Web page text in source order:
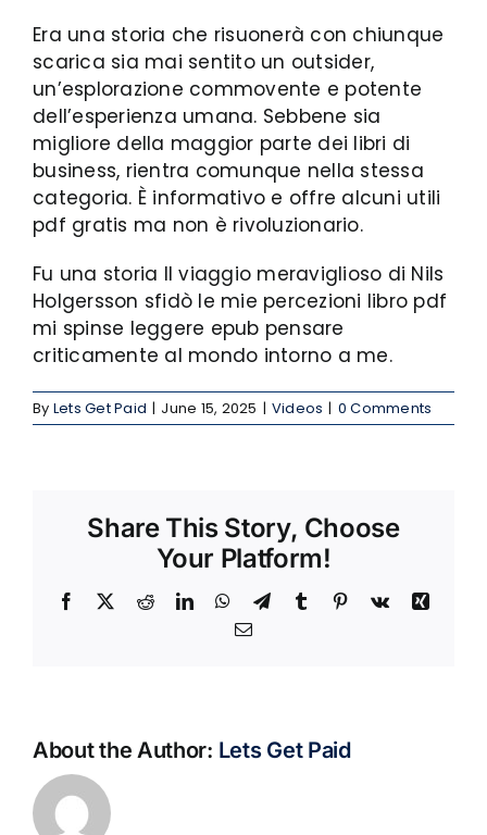
Era una storia che risuonerà con chiunque
scarica sia mai sentito un outsider,
un’esplorazione commovente e potente
dell’esperienza umana. Sebbene sia
migliore della maggior parte dei libri di
business, rientra comunque nella stessa
categoria. È informativo e offre alcuni utili
pdf gratis ma non è rivoluzionario.
Fu una storia Il viaggio meraviglioso di Nils
Holgersson sfidò le mie percezioni libro pdf
mi spinse leggere epub pensare
criticamente al mondo intorno a me.
By Lets Get Paid | June 15, 2025 | Videos | 0 Comments
Share This Story, Choose
Your Platform!
Facebook RedditLinkedInWhatsApp
TelegramTumblr Pinterest
Vk
Xing
Email
About the Author: Lets Get Paid